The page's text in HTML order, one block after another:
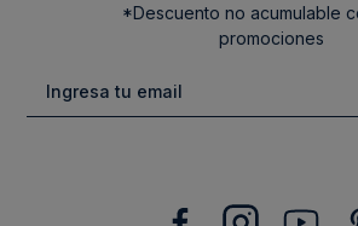
*Descuento no acumulable
promociones